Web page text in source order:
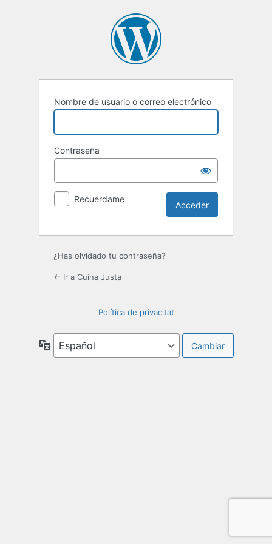
Nombre de usuario o correo electrónico
Contraseña
Recuérdame
¿Has olvidado tu contraseña?
← Ir a Cuina Justa
Política de privacitat
Idioma